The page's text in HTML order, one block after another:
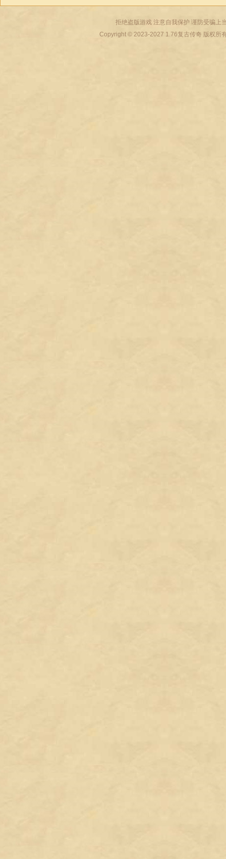
拒绝盗版游戏 注意自我保护 谨防受骗上
Copyright © 2023-2027 1.76复古传奇版权所